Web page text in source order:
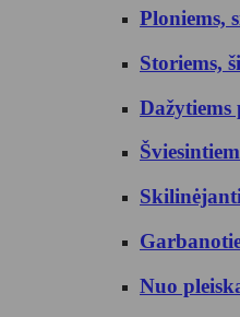
Ploniems,
Storiems,
Dažytiems
Nuo